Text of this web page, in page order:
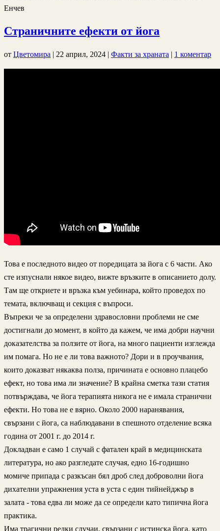
Енчев
Страничните ефекти от йога
от Цветомира | 22 април, 2024 | Факти за храната | 1 коментар
Това е последното видео от поредицата за йога с 6 части. Ако
сте изпуснали някое видео, вижте връзките в описанието долу.
Там ще откриете и връзка към уебинара, който проведох по
темата, включващ и секция с въпроси.
Въпреки че за определени здравословни проблеми не сме
достигнали до момент, в който да кажем, че има добри научни
доказателства за ползите от йога, на много пациенти изглежда
им помага. Но не е ли това важното? Дори и в проучвания,
които доказват някаква полза, причината е основно плацебо
ефект, но това има ли значение? В крайна сметка тази статия
потвърждава, че йога терапията никога не е имала странични
ефекти. Но това не е вярно. Около 2000 наранявания,
свързани с йога, са наблюдавани в спешното отделение всяка
година от 2001 г. до 2014 г.
Докладван е само 1 случай с фатален край в медицинската
литература, но ако разгледате случая, едно 16-годишно
момиче припада с разкъсан бял дроб след доброволни йога
дихателни упражнения уста в уста с един тийнейджър в
залата - това едва ли може да се определи като типична йога
практика.
Има трагични редки случаи, свързани с истинска йога, като